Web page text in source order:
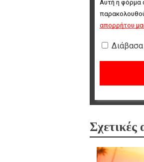
Αυτή η φόρμα
απορρήτου
Διάβασα
Σχετικές